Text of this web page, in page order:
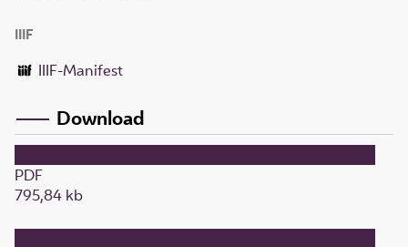
IIIF
IIIF-Manifest
Download
PDF
795,84 kb